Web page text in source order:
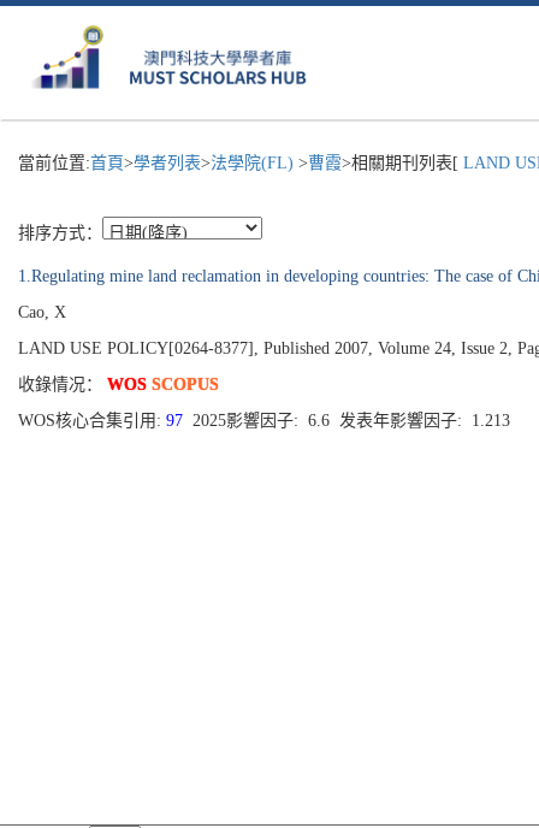
當前位置:首頁>學者列表>法學院(FL) >曹霞>相關期刊列表[ LAND
排序方式：
1.Regulating mine land reclamation in developing countries: The case of
Cao, X
LAND USE POLICY[0264-8377], Published 2007, Volume 24, Issue 2,
收錄情况： WOS SCOPUS
WOS核心合集引用: 97 2025影響因子: 6.6 发表年影響因子: 1.213